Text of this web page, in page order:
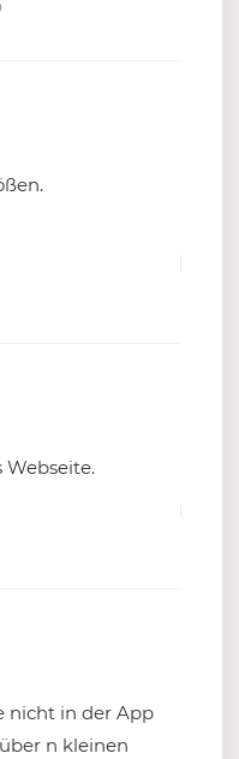
Webseite.
nicht in der App
n kleinen